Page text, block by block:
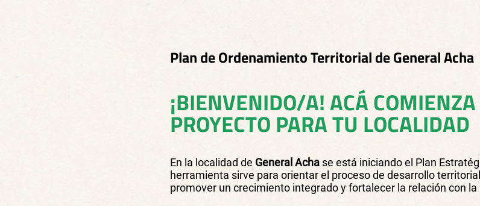
Plan de Ordenamiento Territorial de General Acha
¡BIENVENIDO/A! ACÁ
PROYECTO PARA TU LOCALIDAD
En la localidad de General Acha se está iniciando el Plan
herramienta sirve para orientar el proceso de desarrollo
promover un crecimiento integrado y fortalecer la relación con la